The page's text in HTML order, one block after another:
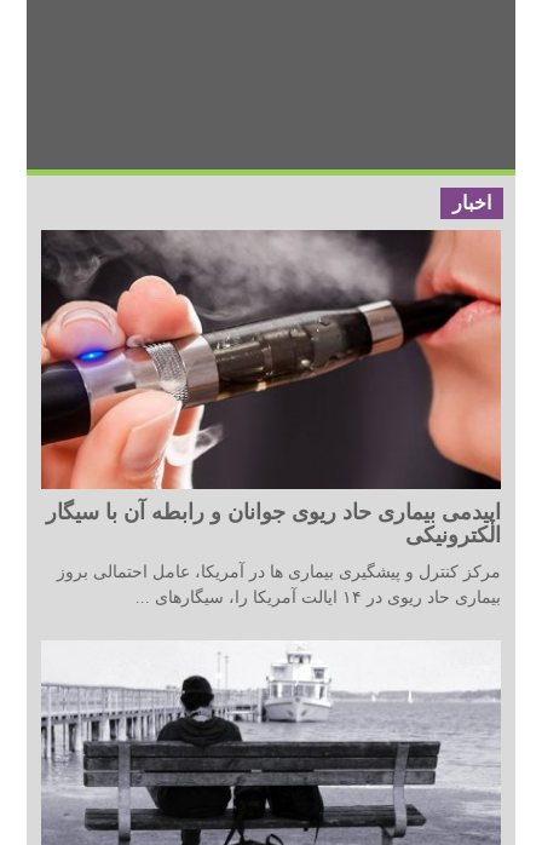
اخبار
اپیدمی بیماری حاد ریوی جوانان و رابطه آن با سیگار
الکترونیکی
مرکز کنترل و پیشگیری بیماری ها در آمریکا، عامل احتمالی بروز
بیماری حاد ریوی در ۱۴ ایالت آمریکا را، سیگارهای ...